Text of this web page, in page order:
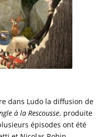
dans Ludo la diffusion de
à la Rescousse, produite
épisodes ont été